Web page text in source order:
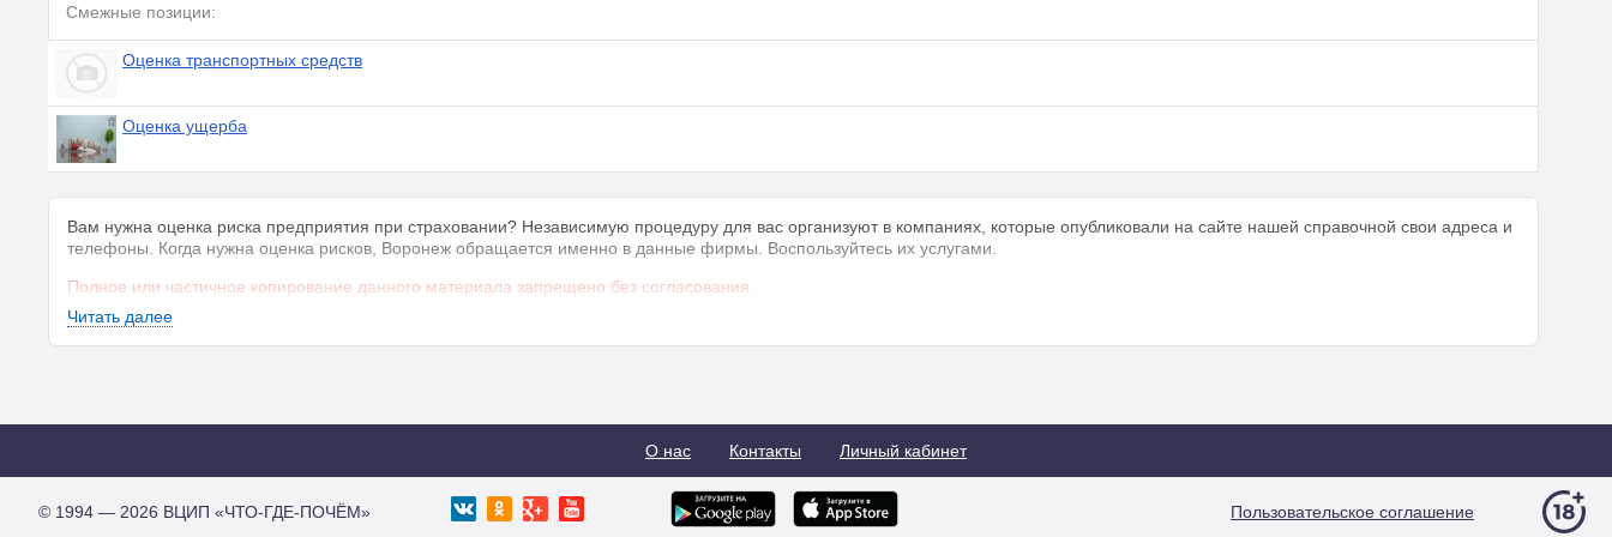
Смежные позиции:
Оценка транспортных средств
Оценка ущерба
Вам нужна оценка риска предприятия при страховании? Независимую процедуру для вас организуют в компаниях, которые опубликовали на сайте нашей справочной свои адреса и
телефоны. Когда нужна оценка рисков, Воронеж обращается именно в данные фирмы. Воспользуйтесь их услугами.
Полное или частичное копирование данного материала запрещено без согласования.
Читать далее
О нас Контакты Личный кабинет
© 1994 — 2026 ВЦИП «ЧТО-ГДЕ-ПОЧЁМ» Пользовательское соглашение